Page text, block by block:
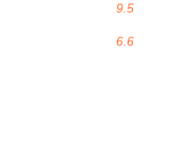
9.5
6.6